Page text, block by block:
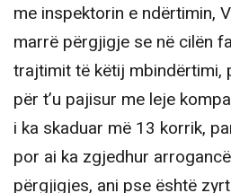
me inspektorin e ndërtimin,
marrë përgjigje se në cilën
trajtimit të këtij mbindërtimi,
për t’u pajisur me leje
i ka skaduar më 13 korrik,
por ai ka zgjedhur
përgjigjes, ani pse është